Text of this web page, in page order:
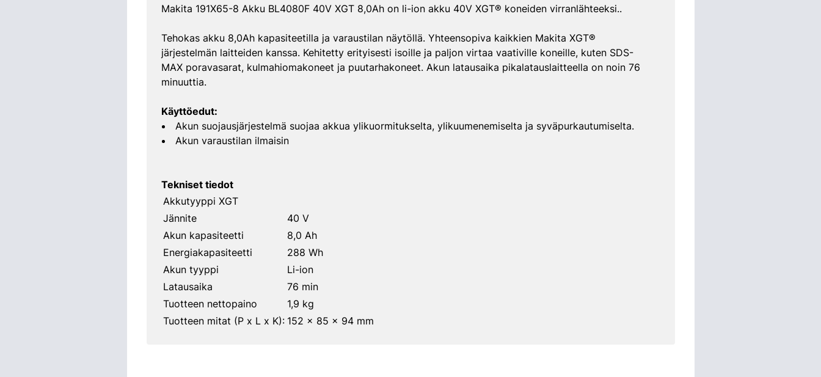
Makita 191X65-8 Akku BL4080F 40V XGT 8,0Ah on li-ion akku 40V XGT® koneiden virranlähteeksi..
Tehokas akku 8,0Ah kapasiteetilla ja varaustilan näytöllä. Yhteensopiva kaikkien Makita XGT®
järjestelmän laitteiden kanssa. Kehitetty erityisesti isoille ja paljon virtaa vaativille koneille, kuten SDS-
MAX poravasarat, kulmahiomakoneet ja puutarhakoneet. Akun latausaika pikalatauslaitteella on noin 76
minuuttia.
Käyttöedut:
Akun suojausjärjestelmä suojaa akkua ylikuormitukselta, ylikuumenemiselta ja syväpurkautumiselta.
Akun varaustilan ilmaisin
Tekniset tiedot
Akkutyyppi XGT
Jännite
40 V
Akun kapasiteetti
8,0 Ah
Energiakapasiteetti
288 Wh
Akun tyyppi
Li-ion
Latausaika
76 min
Tuotteen nettopaino
1,9 kg
Tuotteen mitat (P x L x K): 152 x 85 x 94 mm